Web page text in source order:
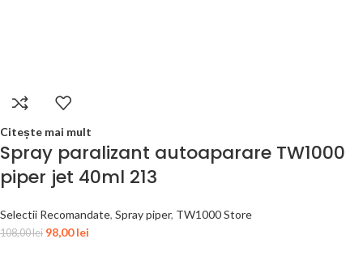
Citește mai mult
Spray paralizant autoaparare TW1000
piper jet 40ml 213
Selectii Recomandate, Spray piper, TW1000 Store
108,00lei 98,00lei